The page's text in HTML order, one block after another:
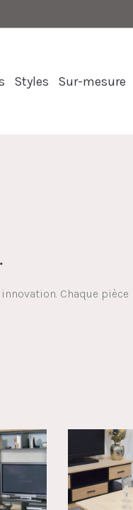
Styles Sur-mesure
Chaque pièce